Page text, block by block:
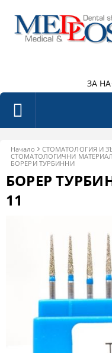
ЗА
Начало
СТОМАТОЛОГИЯ И
СТОМАТОЛОГИЧНИ
БОРЕРИ ТУРБИННИ
БОРЕР
11